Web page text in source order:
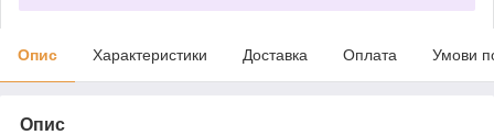
Опис Характеристики Доставка Оплата Умови
Опис